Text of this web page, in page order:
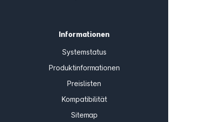
Informationen
Systemstatus
Produktinformationen
Preislisten
Kompatibilität
Sitemap